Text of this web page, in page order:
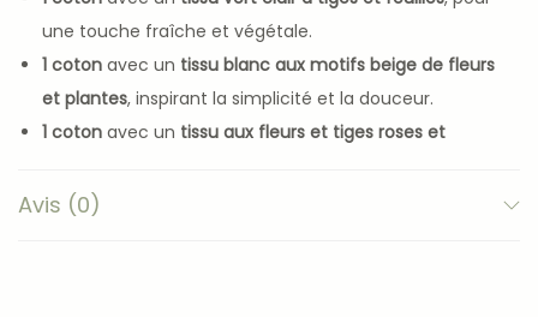
une touche fraîche et végétale.
1 coton avec un tissu blanc aux motifs beige de fleurs
et plantes, inspirant la simplicité et la douceur.
1 coton avec un tissu aux fleurs et tiges roses et
2 cotons
Avis (0)